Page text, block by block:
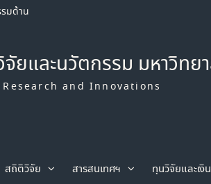
มด้าน
รมด้าน
ดรับข้อเสนอ
ศ. 2570
ยและนวัตกรรม มหาวิทย
and Innovations
สถิติวิจัย สารสนเทศฯ ทุนวิจัยและเงิ